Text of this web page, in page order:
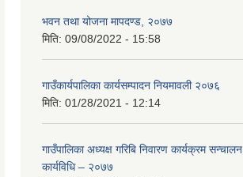
भवन तथा योजना मापदण्ड, २०७७
मिति: 09/08/2022 - 15:58
गाउँकार्यपालिका कार्यसम्पादन नियमावली २०७६
मिति: 01/28/2021 - 12:14
गाउँपालिका अध्यक्ष गरिबि निवारण कार्यक्रम सन्चालन
कार्यविधि – २०७७